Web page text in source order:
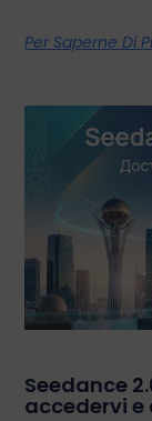
Per Saperne Di
Seedance
accedervi e